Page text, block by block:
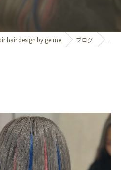
hair design by germe ブログ